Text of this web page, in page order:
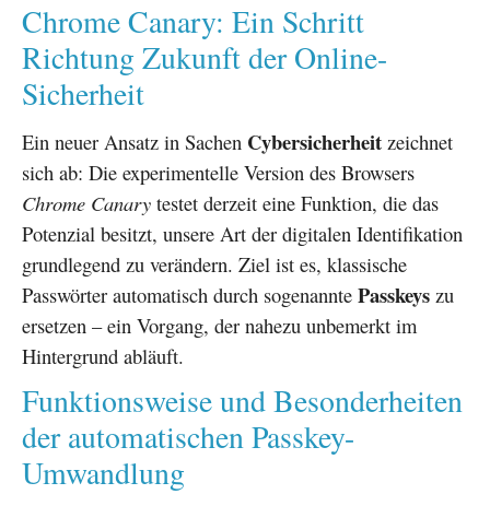
Chrome Canary: Ein Schritt
Richtung Zukunft der Online-
Sicherheit
Ein neuer Ansatz in Sachen Cybersicherheit zeichnet
sich ab: Die experimentelle Version des Browsers
Chrome Canary testet derzeit eine Funktion, die das
Potenzial besitzt, unsere Art der digitalen Identifikation
grundlegend zu verändern. Ziel ist es, klassische
Passwörter automatisch durch sogenannte Passkeys zu
ersetzen – ein Vorgang, der nahezu unbemerkt im
Hintergrund abläuft.
Funktionsweise und Besonderheiten
der automatischen Passkey-
Umwandlung